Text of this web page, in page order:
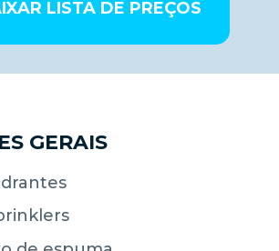
LISTA DE PREÇOS
GERAIS